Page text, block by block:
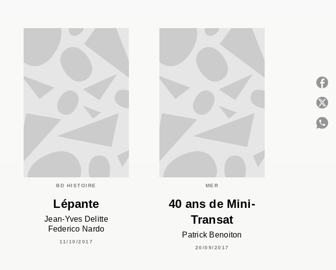
BD HISTOIRE
Lépante
Jean-Yves Delitte
Federico Nardo
11/10/2017
MER
40 ans de Mini-
Transat
Patrick Benoiton
20/09/2017